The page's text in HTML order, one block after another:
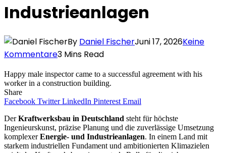
Industrieanlagen
By Daniel FischerJuni 17, 2026Keine
Kommentare3 Mins Read
Happy male inspector came to a successful agreement with his
worker in a construction building.
Share
Facebook Twitter LinkedIn Pinterest Email
DerKraftwerksbau in Deutschland steht für höchste
Ingenieurskunst, präzise Planung und die zuverlässige Umsetzung
komplexerEnergie- und Industrieanlagen. In einem Land mit
starkem industriellen Fundament und ambitionierten Klimazielen